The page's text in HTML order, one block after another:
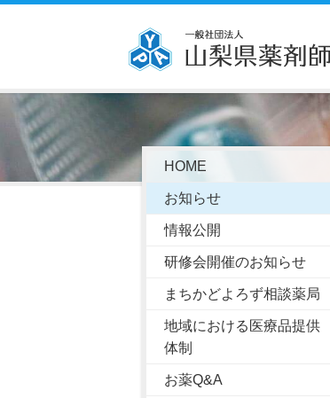
HOME
お知らせ
情報公開
研修会開催のお知らせ
まちかどよろず相談薬局
地域における医療品提供
体制
お薬Q&A